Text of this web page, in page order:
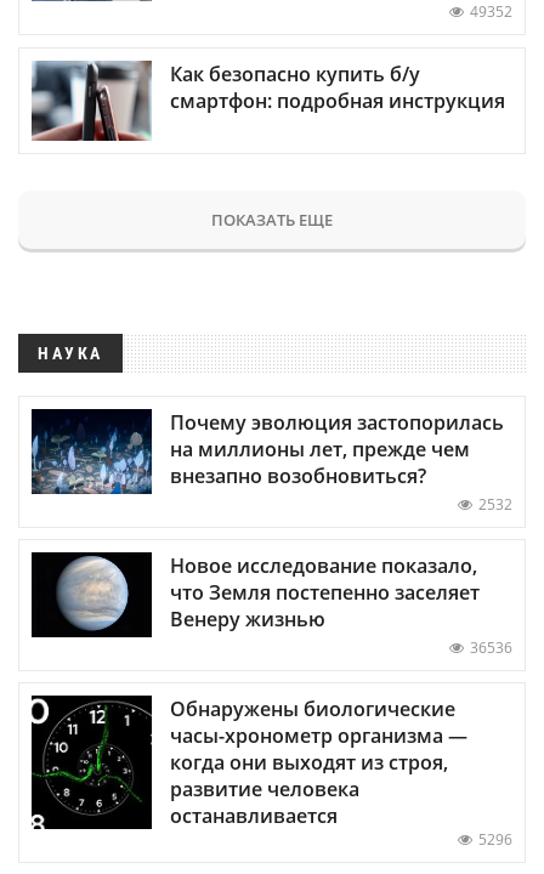
49352
Как безопасно купить б/у
смартфон: подробная инструкция
ПОКАЗАТЬ ЕЩЕ
НАУКА
Почему эволюция застопорилась
на миллионы лет, прежде чем
внезапно возобновиться?
2532
Новое исследование показало,
что Земля постепенно заселяет
Венеру жизнью
36536
Обнаружены биологические
часы-хронометр организма —
когда они выходят из строя,
развитие человека
останавливается
5296